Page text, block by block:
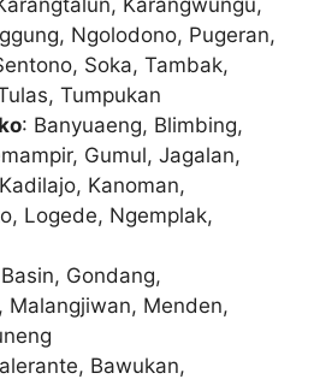
Ngolodono, Pugeran,
Soka, Tambak,
Tumpukan
: Banyuaeng, Blimbing,
Gumul, Jagalan,
Kanoman,
Logede, Ngemplak,
Gondang,
Malangjiwan, Menden,
Bawukan,